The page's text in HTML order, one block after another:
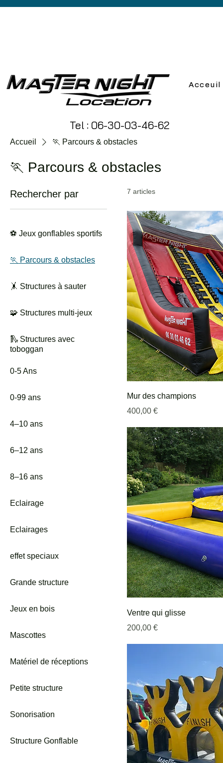
Tel : 06-30-03-46-62
Acceuil
Accueil 🏃 Parcours & obstacles
🏃 Parcours & obstacles
Rechercher par
⚽ Jeux gonflables sportifs
🏃 Parcours & obstacles
🤸 Structures à sauter
🧩 Structures multi-jeux
🛝 Structures avec
toboggan
0-5 Ans
0-99 ans
4–10 ans
6–12 ans
8–16 ans
Eclairage
Eclairages
effet speciaux
Grande structure
Jeux en bois
Mascottes
Matériel de réceptions
Petite structure
Sonorisation
Structure Gonflable
7 articles
Mur des champions
Prix
400,00 €
Ventre qui glisse
Prix
200,00 €